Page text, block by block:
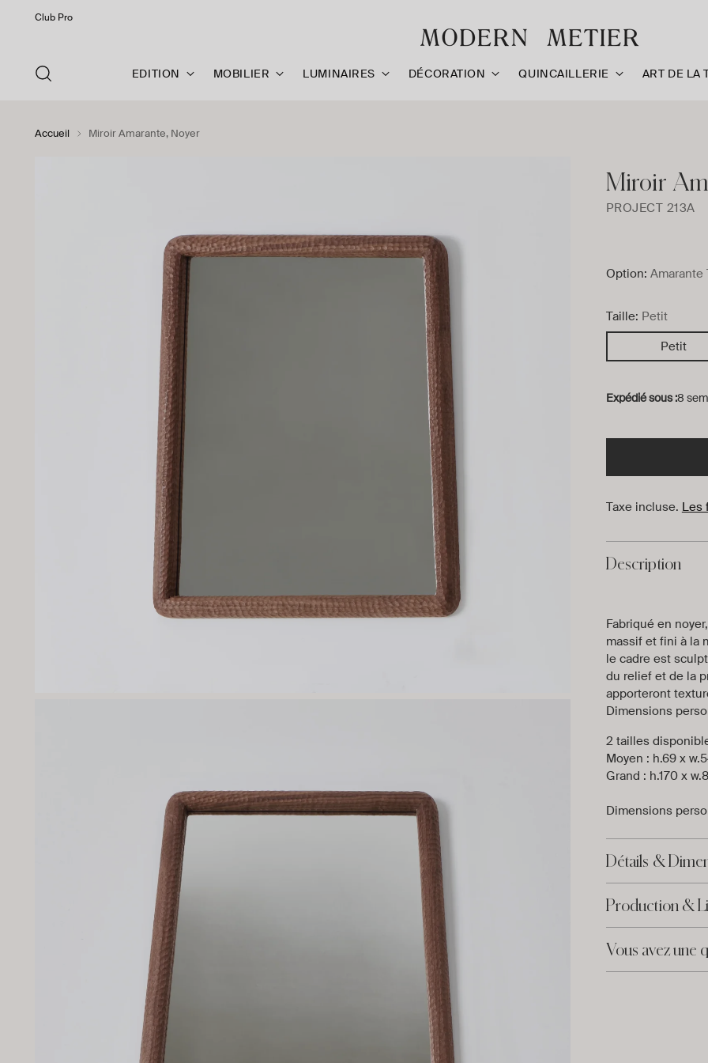
Club Pro
EDITION MOBILIER LUMINAIRES DÉCORATION QUINCAILLERIE ART DE LA
Accueil Miroir Amarante, Noyer
Miroir
PROJECT 213A
Option: Amarante
Taille: Petit
Petit
Expédié sous :8
Taxe incluse. Les
Description
Fabriqué en
massif et fini à la
le cadre est
du relief et de la
apporteront
Dimensions
2 tailles
Moyen : h.69 x
Grand : h.170 x
Dimensions
Détails &
Production &
Vous avez une